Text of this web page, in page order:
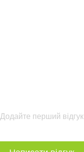
Додайте перший відгук